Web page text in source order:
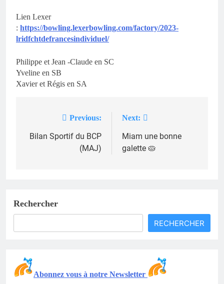
Lien Lexer
: https://bowling.lexerbowling.com/factory/2023-
lridfchtdefrancesindividuel/
Philippe et Jean -Claude en SC
Yveline en SB
Xavier et Régis en SA
Navigation
de
Previous:
Bilan Sportif du BCP
(MAJ)
Next:
Miam une bonne
galette 🥧
Rechercher
RECHERCHER
Abonnez vous à notre Newsletter